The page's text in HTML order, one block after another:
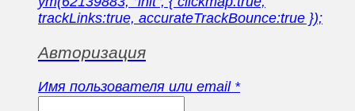
trackLinks:true, accurateTrackBounce:true });
Авторизация
Имя пользователя или email *